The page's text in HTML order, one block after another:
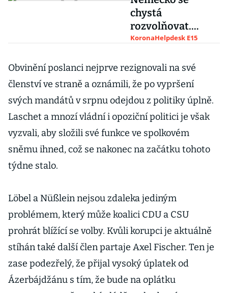
chystá
rozvolňovat.
Rozhodlo se po
KoronaHelpdesk E15
Obvinění poslanci nejprve rezignovali na své
členství ve straně a oznámili, že po vypršení
svých mandátů v srpnu odejdou z politiky úplně.
Laschet a mnozí vládní i opoziční politici je však
vyzvali, aby složili své funkce ve spolkovém
sněmu ihned, což se nakonec na začátku tohoto
týdne stalo.
Löbel a Nüßlein nejsou zdaleka jediným
problémem, který může koalici CDU a CSU
prohrát blížící se volby. Kvůli korupci je aktuálně
stíhán také další člen partaje Axel Fischer. Ten je
zase podezřelý, že přijal vysoký úplatek od
Ázerbájdžánu s tím, že bude na oplátku